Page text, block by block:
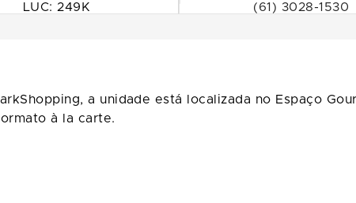
LUC: 249K (61) 3028-1530
a unidade está localizada no Espaço
à la carte.